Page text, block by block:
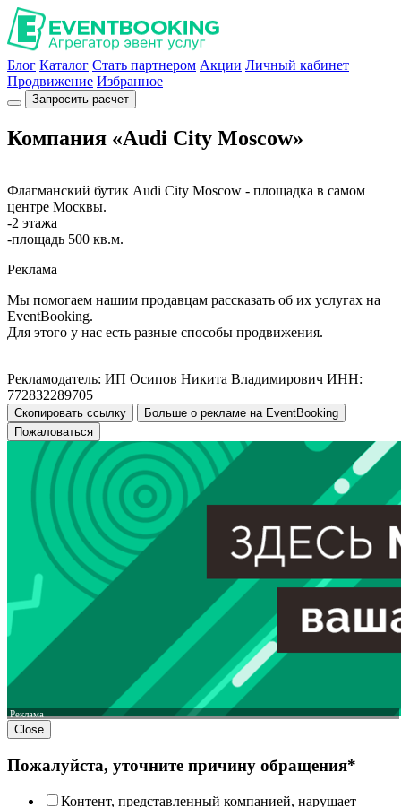
Блог Каталог Стать партнером Акции Личный кабинет
Продвижение Избранное
Запросить расчет
Компания «Audi City Moscow»
Флагманский бутик Audi City Moscow - площадка в самом
центре Москвы.
-2 этажа
-площадь 500 кв.м.
Реклама
Мы помогаем нашим продавцам рассказать об их услугах на
EventBooking.
Для этого у нас есть разные способы продвижения.
Рекламодатель: ИП Осипов Никита Владимирович ИНН:
772832289705
Скопировать ссылку
Больше о рекламе на EventBooking
Пожаловаться
Реклама
Close
Пожалуйста, уточните причину обращения*
Контент, представленный компанией, нарушает